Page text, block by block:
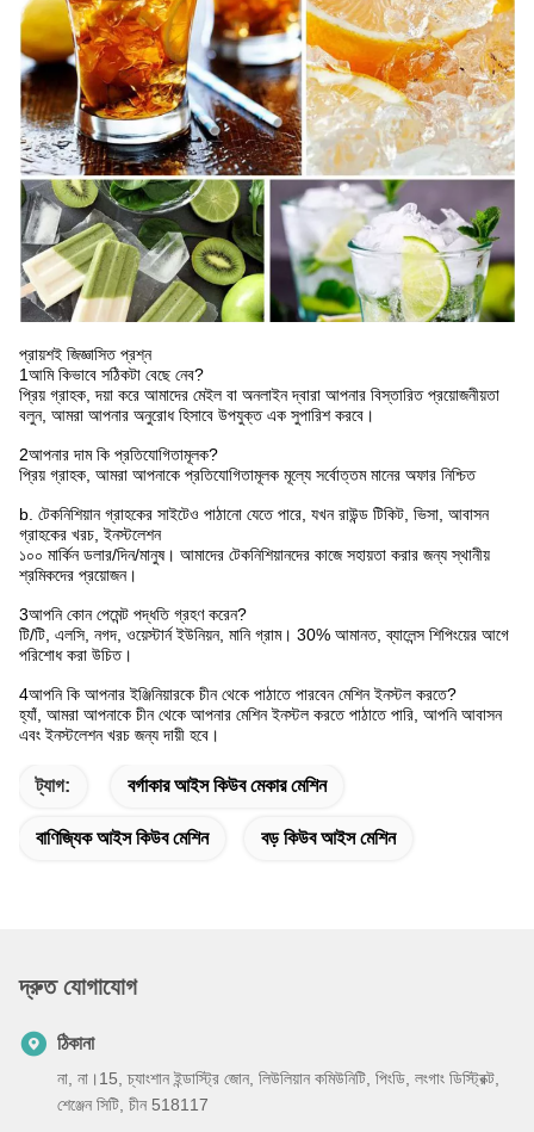
প্রায়শই জিজ্ঞাসিত প্রশ্ন
1আমি কিভাবে সঠিকটা বেছে নেব?
প্রিয় গ্রাহক, দয়া করে আমাদের মেইল বা অনলাইন দ্বারা আপনার বিস্তারিত প্রয়োজনীয়তা
বলুন, আমরা আপনার অনুরোধ হিসাবে উপযুক্ত এক সুপারিশ করবে।
2আপনার দাম কি প্রতিযোগিতামূলক?
প্রিয় গ্রাহক, আমরা আপনাকে প্রতিযোগিতামূলক মূল্যে সর্বোত্তম মানের অফার নিশ্চিত
b. টেকনিশিয়ান গ্রাহকের সাইটেও পাঠানো যেতে পারে, যখন রাউন্ড টিকিট, ভিসা, আবাসন
গ্রাহকের খরচ, ইনস্টলেশন
১০০ মার্কিন ডলার/দিন/মানুষ। আমাদের টেকনিশিয়ানদের কাজে সহায়তা করার জন্য স্থানীয়
শ্রমিকদের প্রয়োজন।
3আপনি কোন পেমেন্ট পদ্ধতি গ্রহণ করেন?
টি/টি, এলসি, নগদ, ওয়েস্টার্ন ইউনিয়ন, মানি গ্রাম। 30% আমানত, ব্যালেন্স শিপিংয়ের আগে
পরিশোধ করা উচিত।
4আপনি কি আপনার ইঞ্জিনিয়ারকে চীন থেকে পাঠাতে পারবেন মেশিন ইনস্টল করতে?
হ্যাঁ, আমরা আপনাকে চীন থেকে আপনার মেশিন ইনস্টল করতে পাঠাতে পারি, আপনি আবাসন
এবং ইনস্টলেশন খরচ জন্য দায়ী হবে।
ট্যাগ: বর্গাকার আইস কিউব মেকার মেশিন
বাণিজ্যিক আইস কিউব মেশিন বড় কিউব আইস মেশিন
দ্রুত যোগাযোগ
ঠিকানা
না, না।15, চ্যাংশান ইন্ডাস্ট্রি জোন, লিউলিয়ান কমিউনিটি, পিংডি, লংগাং ডিস্ট্রিক্ট,
শেঞ্জেন সিটি, চীন 518117